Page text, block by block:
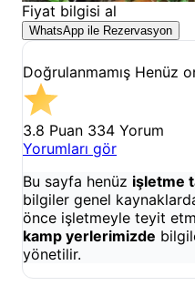
Fiyat bilgisi al
WhatsApp ile Rezervasyon
Doğrulanmamış Henüz
3.8 Puan 334 Yorum
Yorumları gör
Bu sayfa henüz işletme
bilgiler genel
önce işletmeyle teyit
kamp yerlerimizde
yönetilir.